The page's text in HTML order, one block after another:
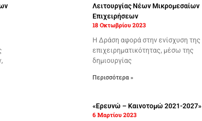
Λειτουργίας Νέων Μικρομεσαίων
Επιχειρήσεων
18 Οκτωβρίου 2023
Η Δράση αφορά στην ενίσχυση της
επιχειρηματικότητας, μέσω της
δημιουργίας
Περισσότερα »
«Ερευνώ – Καινοτομώ 2021-2027»
6 Μαρτίου 2023